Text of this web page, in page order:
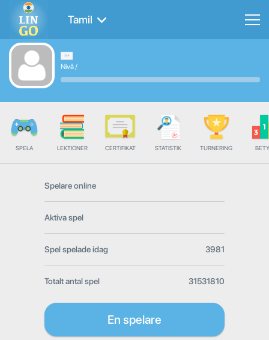
Tamil
Nivå/
SPELA LEKTIONER CERTIFIKAT STATISTIK TURNERING
Spelare online
Aktiva spel
Spel spelade idag 3981
Totalt antal spel 31531810
En spelare